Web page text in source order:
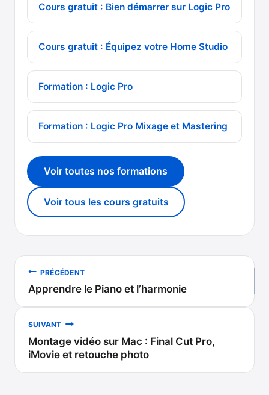
Cours gratuit : Bien démarrer sur Logic Pro
Cours gratuit : Équipez votre Home Studio
Formation : Logic Pro
Formation : Logic Pro Mixage et Mastering
Voir toutes nos formations
Voir tous les cours gratuits
Navigation
de
l’article
PRÉCÉDENT
Apprendre le Piano et l’harmonie
SUIVANT
Montage vidéo sur Mac : Final Cut Pro,
iMovie et retouche photo